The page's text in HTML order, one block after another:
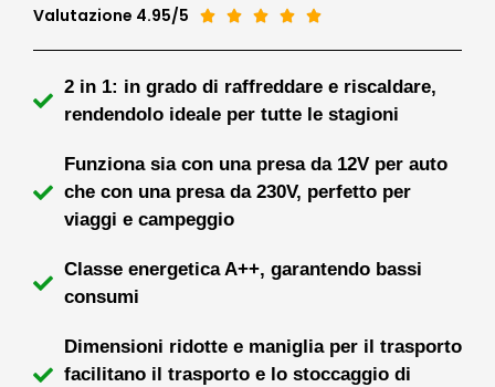
Valutazione 4.95/5     
2 in 1: in grado di raffreddare e riscaldare,
rendendolo ideale per tutte le stagioni
Funziona sia con una presa da 12V per auto
che con una presa da 230V, perfetto per
viaggi e campeggio
Classe energetica A++, garantendo bassi
consumi
Dimensioni ridotte e maniglia per il trasporto
facilitano il trasporto e lo stoccaggio di